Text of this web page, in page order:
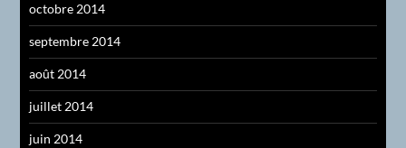
octobre 2014
septembre 2014
août 2014
juillet 2014
juin 2014